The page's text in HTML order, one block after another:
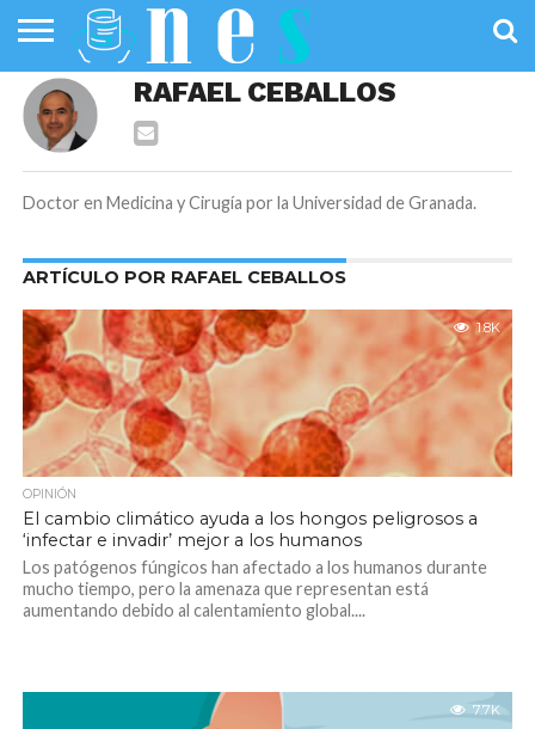
SALUD
PÚBLICA
SANIDAD
INVESTIGACIÓN
ENTREVISTAS
PROFESIONALES
DE LA SALUD
INFOGRAFÍAS
DE SALUD
OPINIÓN RAFAEL CEBALLOS
Doctor en Medicina y Cirugía por la Universidad de Granada.
ARTÍCULO POR RAFAEL CEBALLOS
1.8K
OPINIÓN
El cambio climático ayuda a los hongos peligrosos a
‘infectar e invadir’ mejor a los humanos
Los patógenos fúngicos han afectado a los humanos durante
mucho tiempo, pero la amenaza que representan está
aumentando debido al calentamiento global....
7.7K